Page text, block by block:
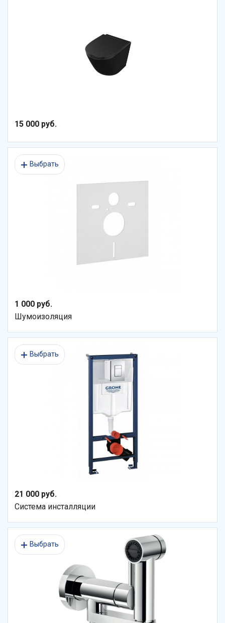
15 000 руб.
Выбрать
1 000 руб.
Шумоизоляция
Выбрать
21 000 руб.
Система инсталляции
Выбрать